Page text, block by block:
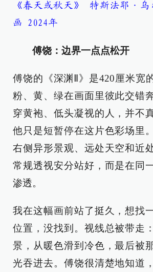
《春天或秋天》 特斯法耶·
画 2024年
傅饶：边界一点点松开
傅饶的《深渊Ⅱ》是420厘米宽
粉、黄、绿在画面里彼此交错
穿黄袍、低头凝视的人，并不
他只是短暂停在这片色彩场里
右侧异形景观、远处天空和近
常规透视安分站好，而是在同
渗透。
我在这幅画前站了挺久，想找
位置，没找到。视线总被带走
景，从暖色滑到冷色，最后被
光吞进去。傅饶很清楚地知道